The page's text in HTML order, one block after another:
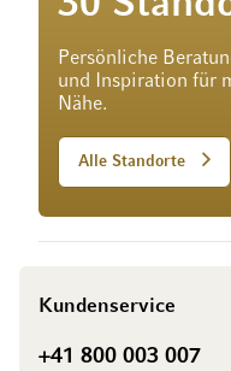
Persönliche
und Inspiration für
Nähe.
Alle Standorte
Kundenservice
+41 800 003 007